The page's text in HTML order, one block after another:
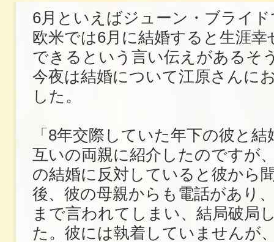
6月といえばジューン・ブライ
欧米では6月に結婚すると生涯幸
できるという言い伝えがあるそ
今夜は結婚について江原さんに
した。
「8年交際していた年下の彼と
互いの両親に紹介したのですが
の結婚に反対していると彼から
後、彼の母親からも電話があり
まで言われてしまい、結局破局
た。彼には執着していませんが